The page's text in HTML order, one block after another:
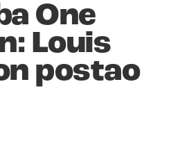
One
Louis
postao